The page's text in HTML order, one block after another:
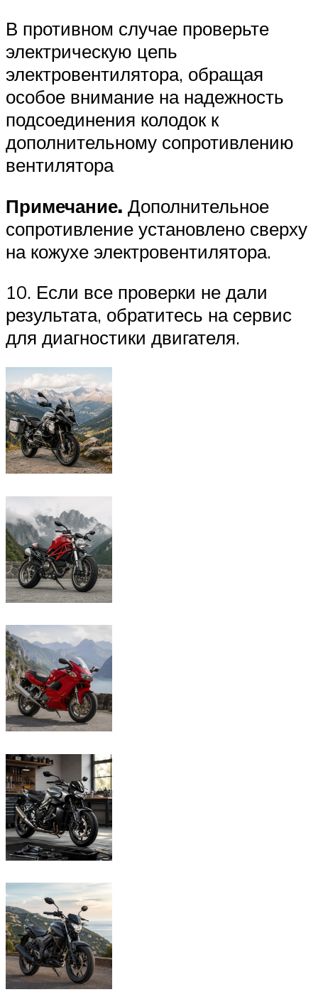
В противном случае проверьте
электрическую цепь
электровентилятора, обращая
особое внимание на надежность
подсоединения колодок к
дополнительному сопротивлению
вентилятора
Примечание. Дополнительное
сопротивление установлено сверху
на кожухе электровентилятора.
10. Если все проверки не дали
результата, обратитесь на сервис
для диагностики двигателя.